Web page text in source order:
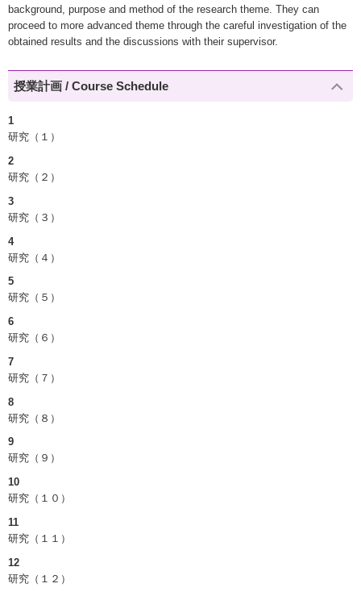
background, purpose and method of the research theme. They can
proceed to more advanced theme through the careful investigation of the
obtained results and the discussions with their supervisor.
授業計画 / Course Schedule
1
研究（１）
2
研究（２）
3
研究（３）
4
研究（４）
5
研究（５）
6
研究（６）
7
研究（７）
8
研究（８）
9
研究（９）
10
研究（１０）
11
研究（１１）
12
研究（１２）